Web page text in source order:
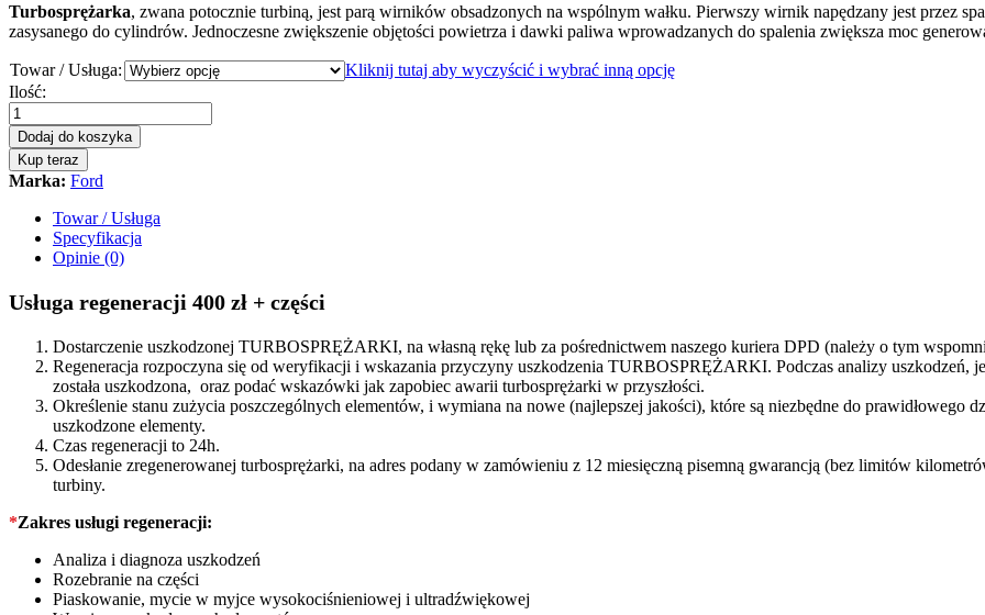
Turbosprężarka, zwana potocznie turbiną, jest parą wirników obsadzonych na wspólnym wałku. Pierwszy wirnik napędzany jest przez
zasysanego do cylindrów. Jednoczesne zwiększenie objętości powietrza i dawki paliwa wprowadzanych do spalenia zwiększa moc
Towar / Usługa:
Kliknij tutaj aby wyczyścić i wybrać inną opcję
Turbosprężarka
turbina
FORD
MONDEO
MK4
quantity
Ilość:
Dodaj do koszyka
Kup teraz
Marka: Ford
Towar / Usługa
Specyfikacja
Opinie (0)
Usługa regeneracji 400 zł + części
Dostarczenie uszkodzonej TURBOSPRĘŻARKI, na własną rękę lub za pośrednictwem naszego kuriera DPD (należy o tym
Regeneracja rozpoczyna się od weryfikacji i wskazania przyczyny uszkodzenia TURBOSPRĘŻARKI. Podczas analizy uszkodzeń,
została uszkodzona, oraz podać wskazówki jak zapobiec awarii turbosprężarki w przyszłości.
Określenie stanu zużycia poszczególnych elementów, i wymiana na nowe (najlepszej jakości), które są niezbędne do prawidłowego
uszkodzone elementy.
Czas regeneracji to 24h.
Odesłanie zregenerowanej turbosprężarki, na adres podany w zamówieniu z 12 miesięczną pisemną gwarancją (bez limitów
turbiny.
*Zakres usługi regeneracji:
Analiza i diagnoza uszkodzeń
Rozebranie na części
Piaskowanie, mycie w myjce wysokociśnieniowej i ultradźwiękowej